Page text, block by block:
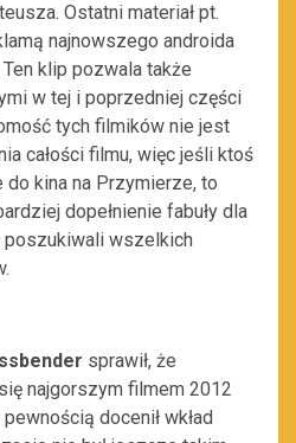
Ostatni materiał pt.
najnowszego androida
klip pozwala także
w tej i poprzedniej części
tych filmików nie jest
całości filmu, więc jeśli ktoś
do kina na Przymierze, to
dopełnienie fabuły dla
poszukiwali wszelkich
sprawił, że
najgorszym filmem 2012
docenił wkład